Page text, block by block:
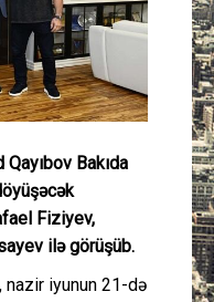
Müsahibə
İdman
Gündəm
Cəmiyyət
Bakıda
Fiziyev,
ilə görüşüb.
nazir iyunun 21-də